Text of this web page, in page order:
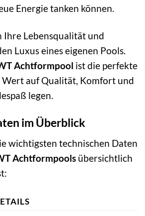
Energie tanken können.
Ihre Lebensqualität und
Luxus eines eigenen Pools.
Achtformpool ist die perfekte
Wert auf Qualität, Komfort und
legen.
im Überblick
wichtigsten technischen Daten
Achtformpools übersichtlich